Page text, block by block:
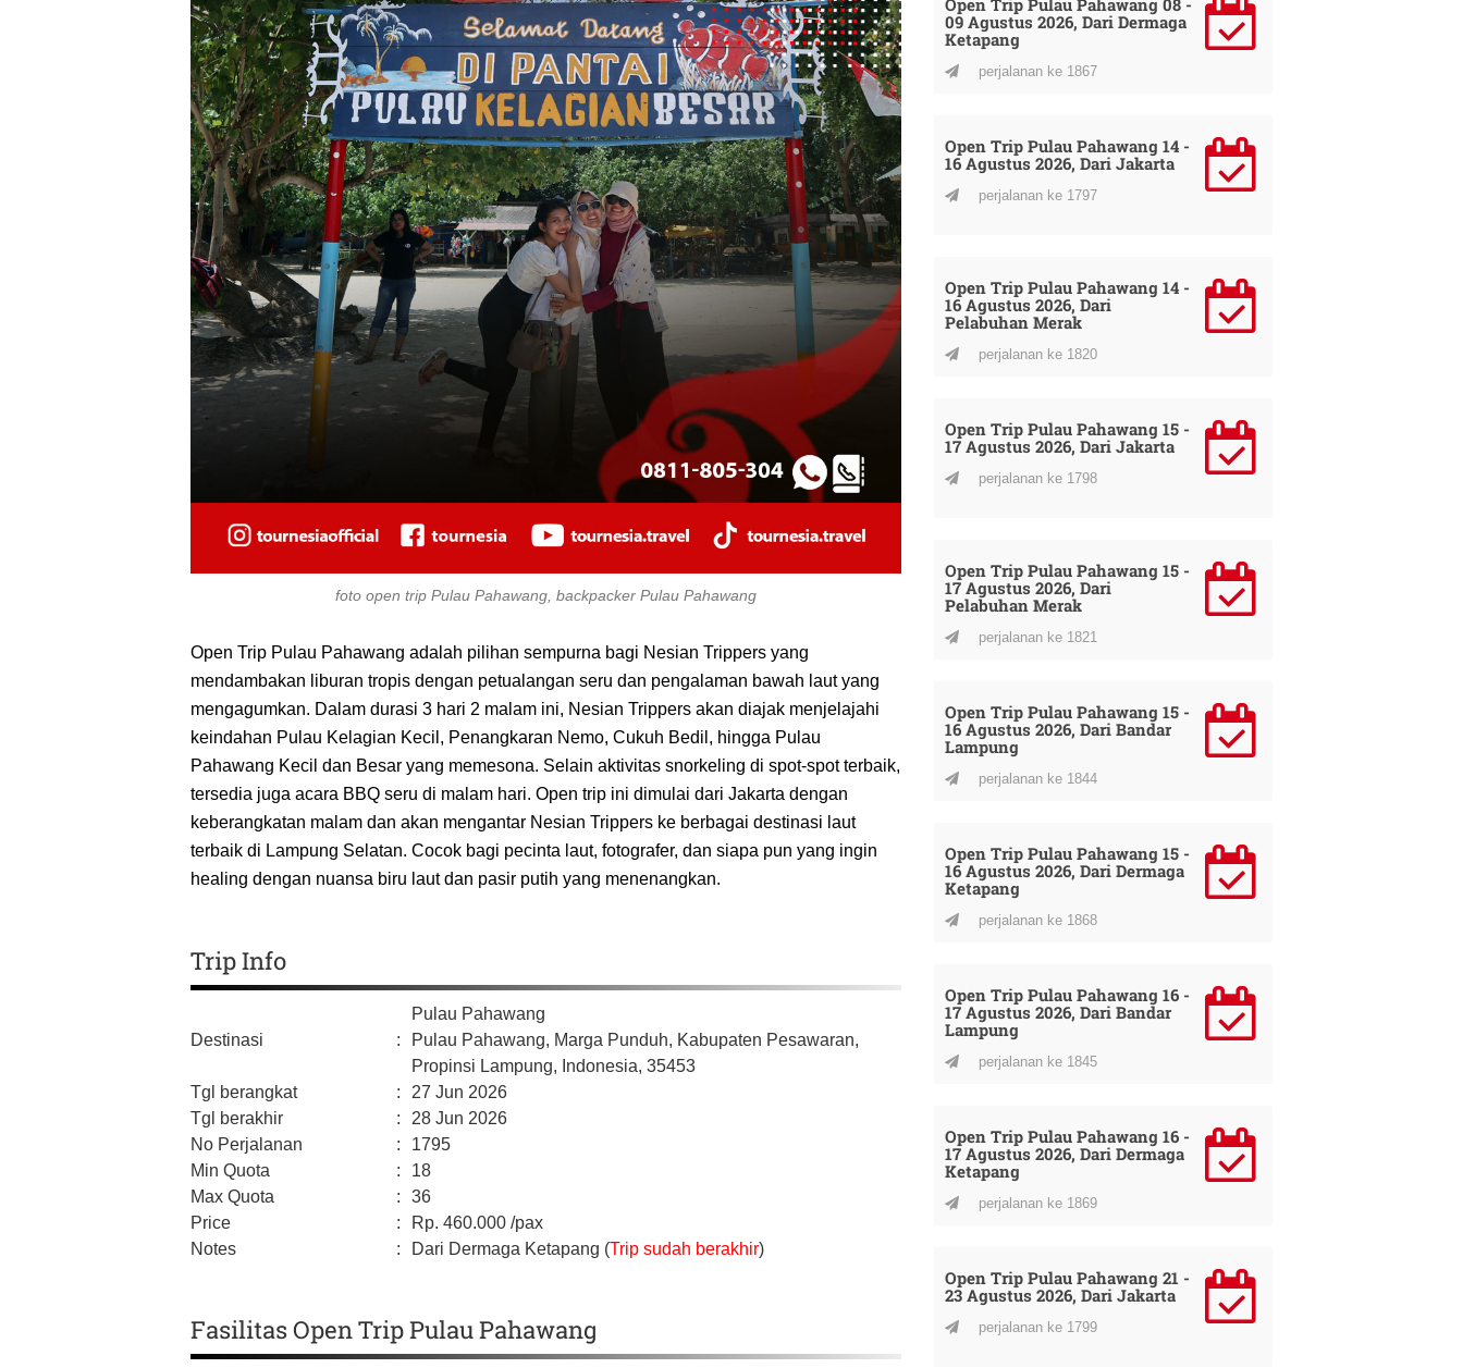
foto open trip Pulau Pahawang, backpacker Pulau Pahawang
Open Trip Pulau Pahawang adalah pilihan sempurna bagi Nesian Trippers yang
mendambakan liburan tropis dengan petualangan seru dan pengalaman bawah laut yang
mengagumkan. Dalam durasi 3 hari 2 malam ini, Nesian Trippers akan diajak menjelajahi
keindahan Pulau Kelagian Kecil, Penangkaran Nemo, Cukuh Bedil, hingga Pulau
Pahawang Kecil dan Besar yang memesona. Selain aktivitas snorkeling di spot-spot terbaik,
tersedia juga acara BBQ seru di malam hari. Open trip ini dimulai dari Jakarta dengan
keberangkatan malam dan akan mengantar Nesian Trippers ke berbagai destinasi laut
terbaik di Lampung Selatan. Cocok bagi pecinta laut, fotografer, dan siapa pun yang ingin
healing dengan nuansa biru laut dan pasir putih yang menenangkan.
Trip Info
Destinasi :
Pulau Pahawang
Pulau Pahawang, Marga Punduh, Kabupaten Pesawaran,
Propinsi Lampung, Indonesia, 35453
Tgl berangkat
:
27 Jun 2026
Tgl berakhir
:
28 Jun 2026
No Perjalanan
:
1795
Min Quota
:
18
Max Quota
:
36
Price
: Rp. 460.000 /pax
Notes
: Dari Dermaga Ketapang (Trip sudah berakhir)
Fasilitas Open Trip Pulau Pahawang
Open Trip Pulau Pahawang 08 -
09 Agustus 2026, Dari Dermaga
Ketapang
perjalanan ke 1867
Open Trip Pulau Pahawang 14 -
16 Agustus 2026, Dari Jakarta
perjalanan ke 1797
Open Trip Pulau Pahawang 14 -
16 Agustus 2026, Dari
Pelabuhan Merak
perjalanan ke 1820
Open Trip Pulau Pahawang 15 -
17 Agustus 2026, Dari Jakarta
perjalanan ke 1798
Open Trip Pulau Pahawang 15 -
17 Agustus 2026, Dari
Pelabuhan Merak
perjalanan ke 1821
Open Trip Pulau Pahawang 15 -
16 Agustus 2026, Dari Bandar
Lampung
perjalanan ke 1844
Open Trip Pulau Pahawang 15 -
16 Agustus 2026, Dari Dermaga
Ketapang
perjalanan ke 1868
Open Trip Pulau Pahawang 16 -
17 Agustus 2026, Dari Bandar
Lampung
perjalanan ke 1845
Open Trip Pulau Pahawang 16 -
17 Agustus 2026, Dari Dermaga
Ketapang
perjalanan ke 1869
Open Trip Pulau Pahawang 21 -
23 Agustus 2026, Dari Jakarta
perjalanan ke 1799